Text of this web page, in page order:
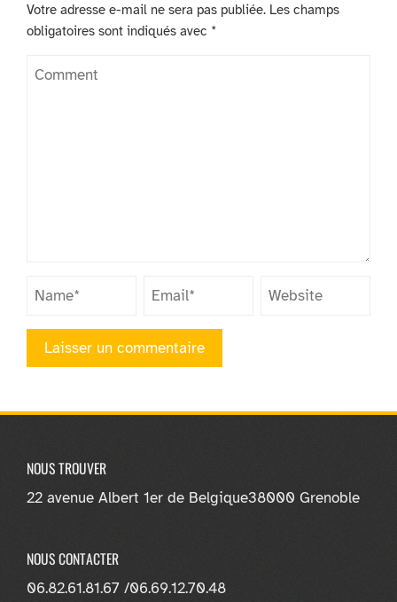
Votre adresse e-mail ne sera pas publiée. Les champs
obligatoires sont indiqués avec *
NOUS TROUVER
22 avenue Albert 1er de Belgique38000 Grenoble
NOUS CONTACTER
06.82.61.81.67 /06.69.12.70.48